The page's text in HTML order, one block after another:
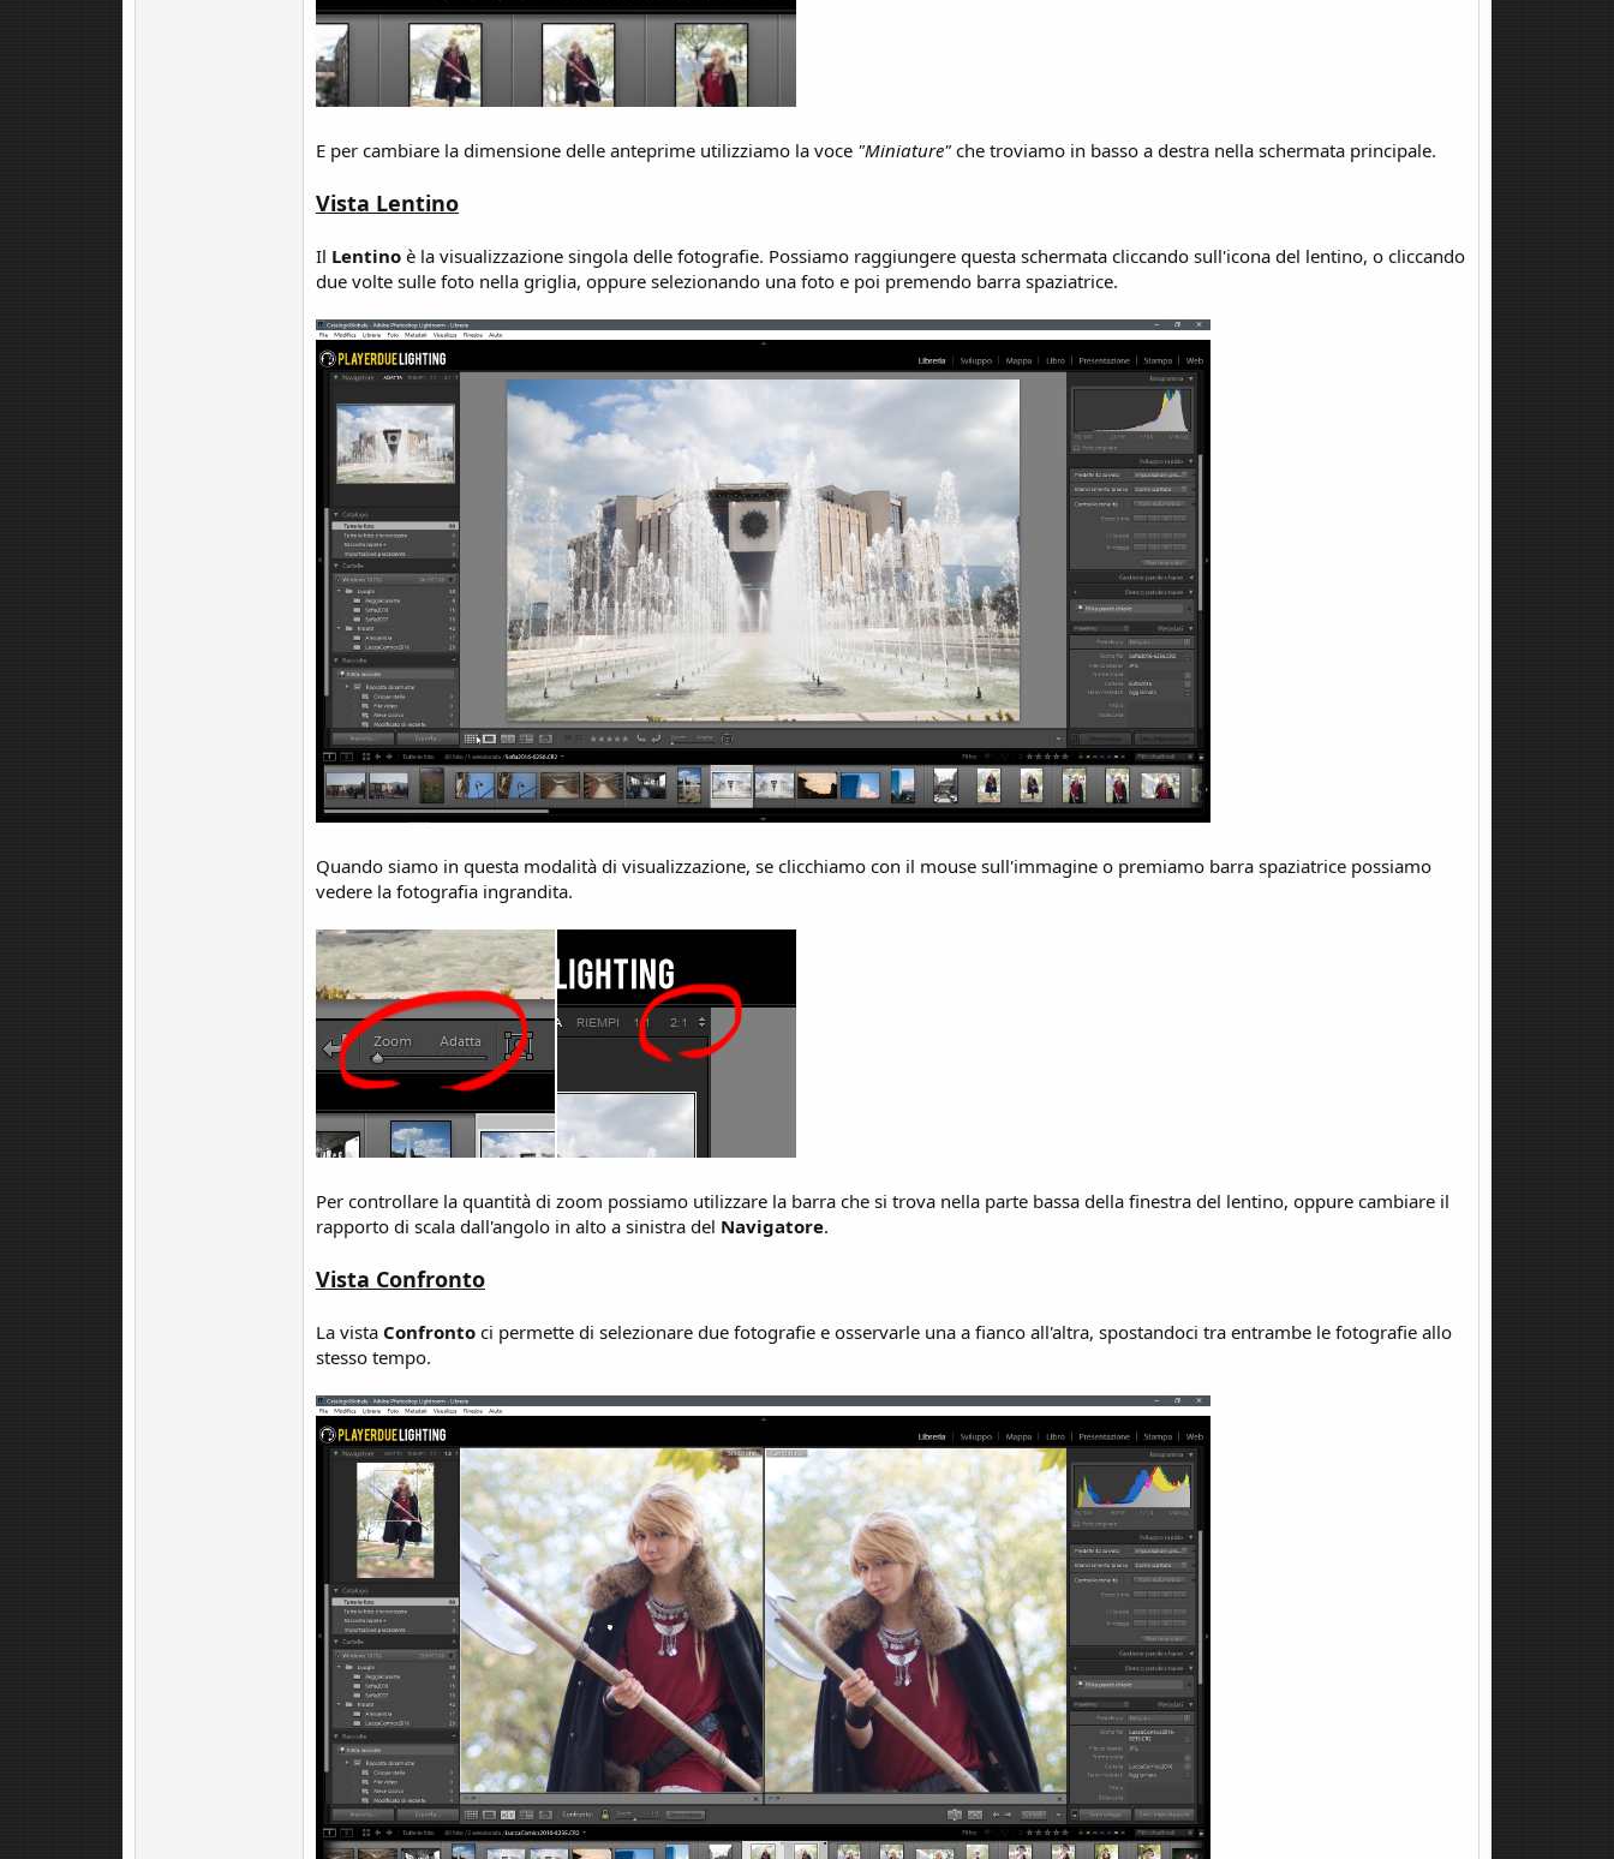
E per cambiare la dimensione delle anteprime utilizziamo la voce "Miniature" che troviamo in basso a destra nella schermata principale.
Vista Lentino
Il Lentino è la visualizzazione singola delle fotografie. Possiamo raggiungere questa schermata cliccando sull'icona del lentino, o cliccando
due volte sulle foto nella griglia, oppure selezionando una foto e poi premendo barra spaziatrice.
Quando siamo in questa modalità di visualizzazione, se clicchiamo con il mouse sull'immagine o premiamo barra spaziatrice possiamo
vedere la fotografia ingrandita.
Per controllare la quantità di zoom possiamo utilizzare la barra che si trova nella parte bassa della finestra del lentino, oppure cambiare il
rapporto di scala dall'angolo in alto a sinistra del Navigatore.
Vista Confronto
La vista Confronto ci permette di selezionare due fotografie e osservarle una a fianco all'altra, spostandoci tra entrambe le fotografie allo
stesso tempo.